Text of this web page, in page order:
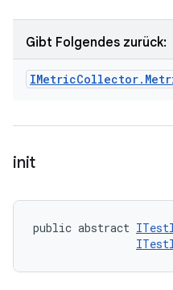
Gibt Folgendes zurück:
IMetricCollector.
init
public abstract